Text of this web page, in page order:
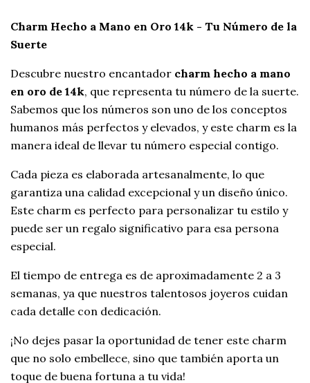
Charm Hecho a Mano en Oro 14k - Tu Número de la
Suerte
Descubre nuestro encantador charm hecho a mano
en oro de 14k, que representa tu número de la suerte.
Sabemos que los números son uno de los conceptos
humanos más perfectos y elevados, y este charm es la
manera ideal de llevar tu número especial contigo.
Cada pieza es elaborada artesanalmente, lo que
garantiza una calidad excepcional y un diseño único.
Este charm es perfecto para personalizar tu estilo y
puede ser un regalo significativo para esa persona
especial.
El tiempo de entrega es de aproximadamente 2 a 3
semanas, ya que nuestros talentosos joyeros cuidan
cada detalle con dedicación.
¡No dejes pasar la oportunidad de tener este charm
que no solo embellece, sino que también aporta un
toque de buena fortuna a tu vida!